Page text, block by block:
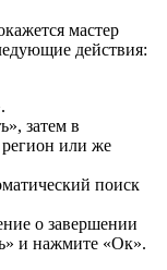
мастер
действия:
затем в
или же
поиск
о завершении
и нажмите «Ок».